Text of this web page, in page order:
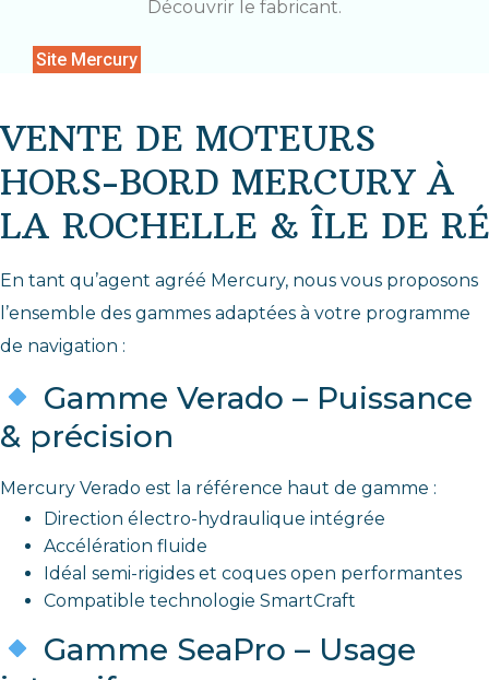
Découvrir le fabricant.
Site Mercury
VENTE DE MOTEURS
HORS-BORD MERCURY À
LA ROCHELLE & ÎLE DE RÉ
En tant qu’agent agréé Mercury, nous vous proposons
l’ensemble des gammes adaptées à votre programme
de navigation :
Gamme Verado – Puissance
& précision
Mercury Verado est la référence haut de gamme :
Direction électro-hydraulique intégrée
Accélération fluide
Idéal semi-rigides et coques open performantes
Compatible technologie SmartCraft
Gamme SeaPro – Usage